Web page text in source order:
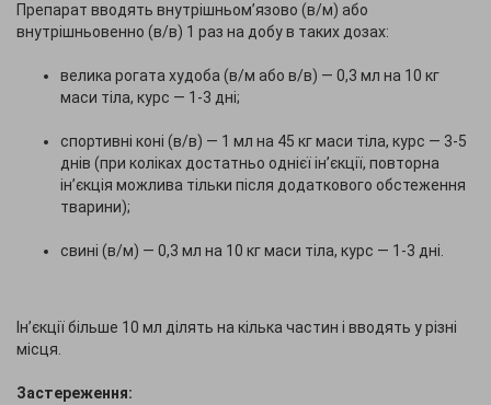
Препарат вводять внутрішньом’язово (в/м) або
внутрішньовенно (в/в) 1 раз на добу в таких дозах:
велика рогата худоба (в/м або в/в) — 0,3 мл на 10 кг
маси тіла, курс — 1-3 дні;
спортивні коні (в/в) — 1 мл на 45 кг маси тіла, курс — 3-5
днів (при коліках достатньо однієї ін’єкції, повторна
ін’єкція можлива тільки після додаткового обстеження
тварини);
свині (в/м) — 0,3 мл на 10 кг маси тіла, курс — 1-3 дні.
Ін’єкції більше 10 мл ділять на кілька частин і вводять у різні
місця.
Застереження: